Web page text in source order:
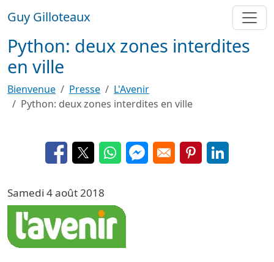
Guy Gilloteaux
Python: deux zones interdites
en ville
Bienvenue Presse
L'Avenir
Python: deux zones interdites en ville
Opens in a new window
Opens in a new window
Opens in a new window
Opens in a new window
Opens in a new
Opens in a
Samedi 4 août 2018
Image